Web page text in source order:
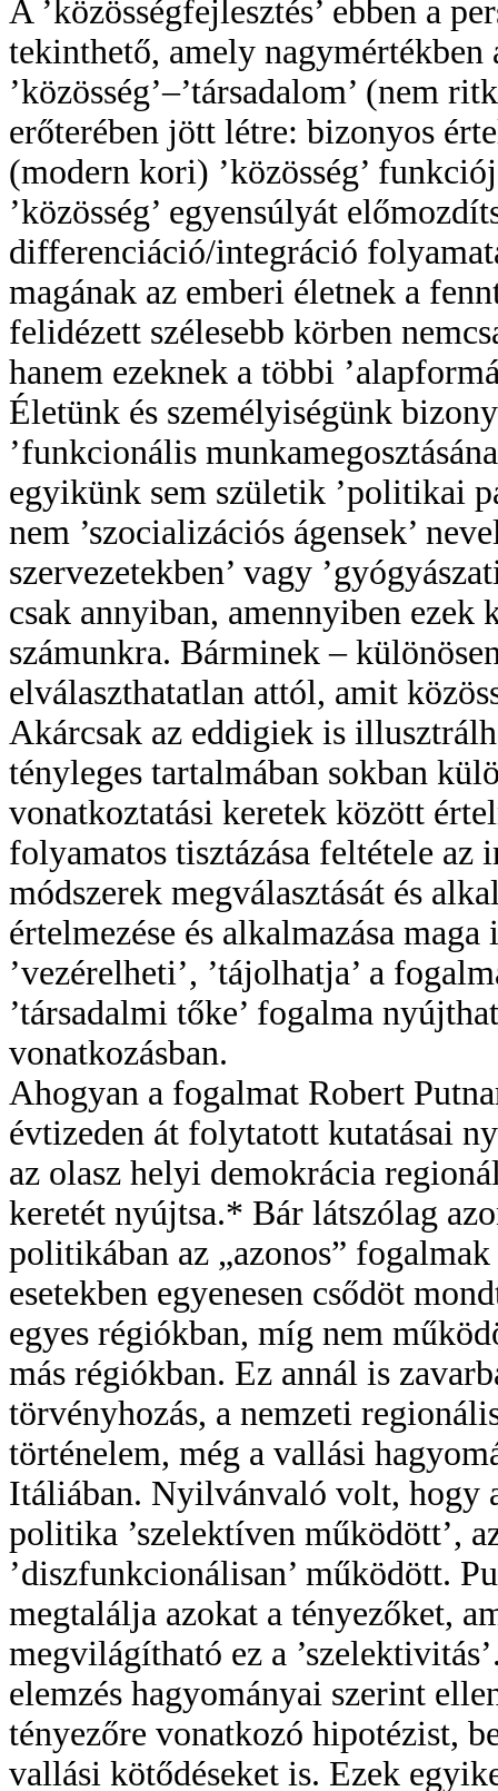
A ’közösségfejlesztés’ ebben a
tekinthető, amely nagymértékben
’közösség’–’társadalom’ (nem
erőterében jött létre: bizonyos
(modern kori) ’közösség’
’közösség’ egyensúlyát
differenciáció/integráció
magának az emberi életnek a
felidézett szélesebb körben
hanem ezeknek a többi
Életünk és személyiségünk
’funkcionális
egyikünk sem születik ’politikai
nem ’szocializációs ágensek’
szervezetekben’ vagy
csak annyiban, amennyiben ezek
számunkra. Bárminek –
elválaszthatatlan attól, amit
Akárcsak az eddigiek is
tényleges tartalmában sokban
vonatkoztatási keretek között
folyamatos tisztázása feltétele az
módszerek megválasztását és
értelmezése és alkalmazása
’vezérelheti’, ’tájolhatja’ a
’társadalmi tőke’ fogalma
vonatkozásban.
Ahogyan a fogalmat Robert
évtizeden át folytatott kutatásai
az olasz helyi demokrácia
keretét nyújtsa.* Bár látszólag
politikában az „azonos”
esetekben egyenesen csődöt
egyes régiókban, míg nem
más régiókban. Ez annál is
törvényhozás, a nemzeti
történelem, még a vallási
Itáliában. Nyilvánvaló volt, hogy
politika ’szelektíven működött’,
’diszfunkcionálisan’ működött.
megtalálja azokat a tényezőket,
megvilágítható ez a
elemzés hagyományai szerint
tényezőre vonatkozó hipotézist,
vallási kötődéseket is. Ezek